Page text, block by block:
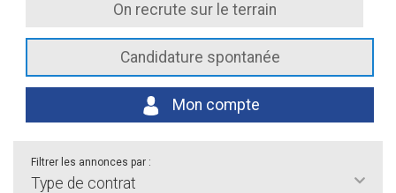
On recrute sur le terrain
Candidature spontanée
Mon compte
Filtrer les annonces par :
Type de contrat